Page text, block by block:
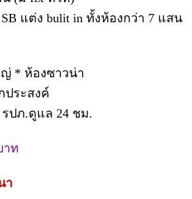
แต่ง bulit in ทั้งห้องกว่า 7 แสน
* ห้องซาวน่า
ประสงค์
ปภ.ดูแล 24 ชม.
าท
า